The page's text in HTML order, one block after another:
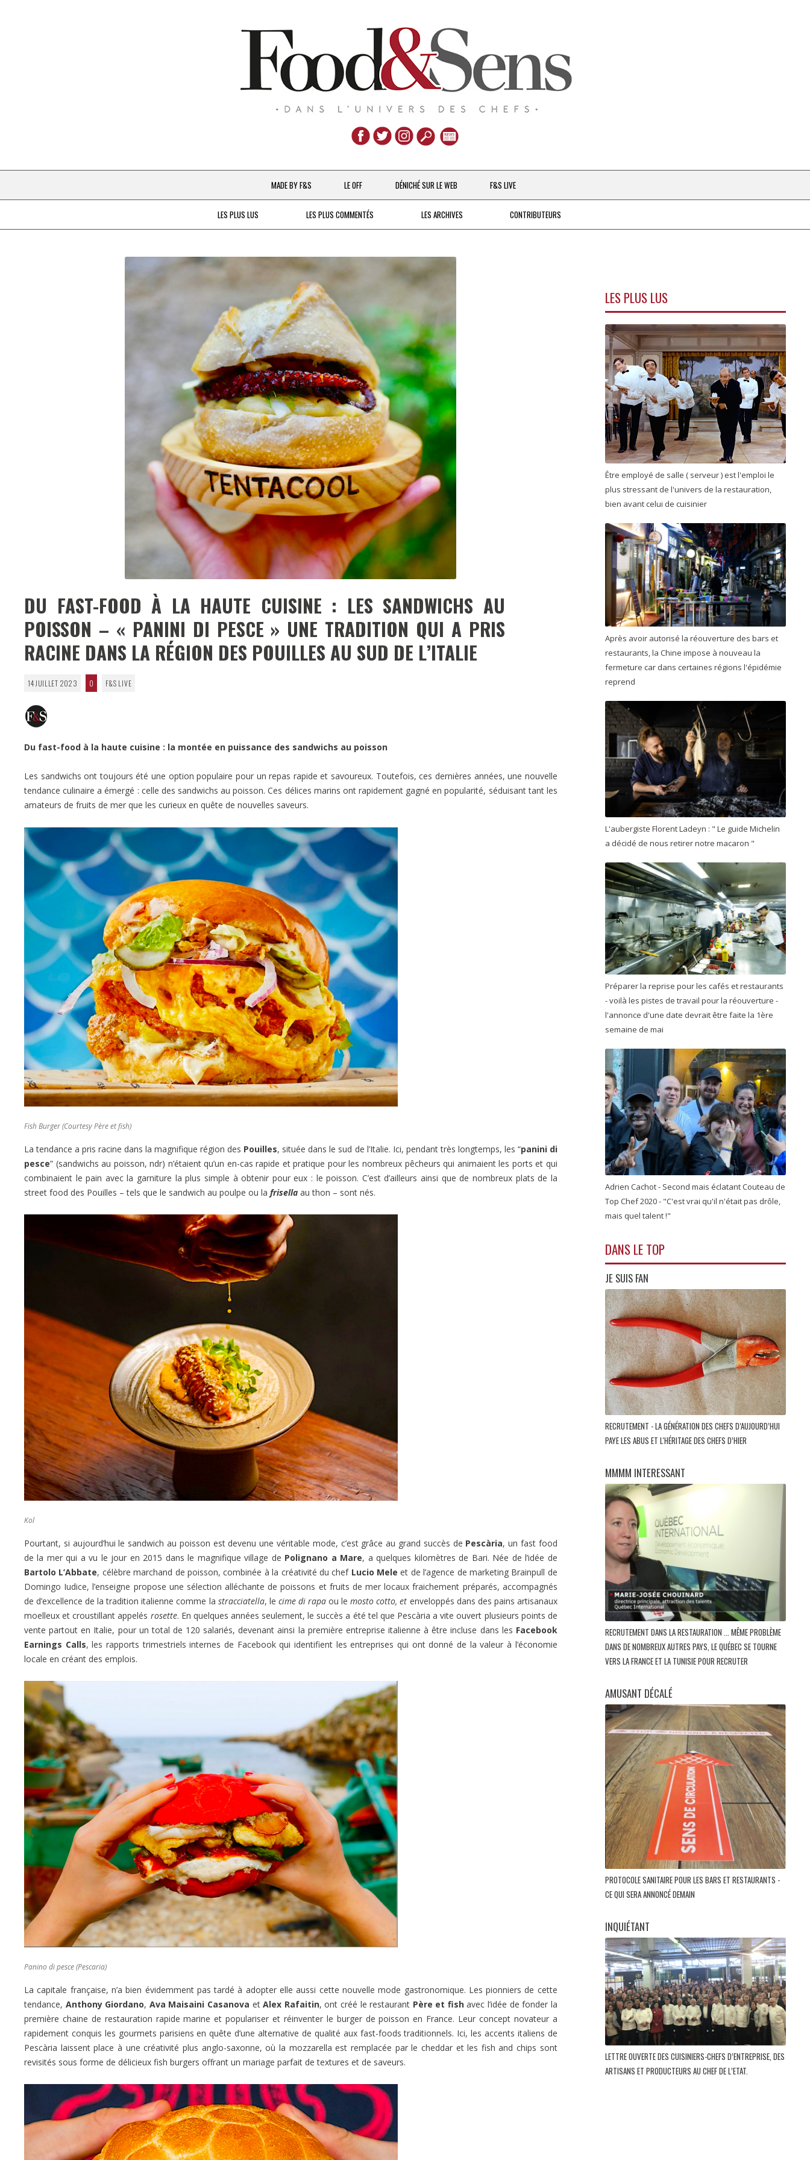
Aller
au
contenu
MADE BY F&S
CHEFS & ACTUALITÉS
À LA PETITE CUILLÈRE
DESTIN DE FEMME
V…DE VOYAGE
LE OFF DÉNICHÉ SUR LE WEB F&S LIVE
LES PLUS LUS LES PLUS COMMENTÉS LES ARCHIVES CONTRIBUTEURS
DU FAST-FOOD À LA HAUTE CUISINE : LES SANDWICHS AU
POISSON – « PANINI DI PESCE » UNE TRADITION QUI A PRIS
RACINE DANS LA RÉGION DES POUILLES AU SUD DE L’ITALIE
14 JUILLET 2023 0 F&S LIVE
Du fast-food à la haute cuisine : la montée en puissance des sandwichs au poisson
Les sandwichs ont toujours été une option populaire pour un repas rapide et savoureux. Toutefois, ces dernières années, une nouvelle
tendance culinaire a émergé : celle des sandwichs au poisson. Ces délices marins ont rapidement gagné en popularité, séduisant tant les
amateurs de fruits de mer que les curieux en quête de nouvelles saveurs.
Fish Burger (Courtesy Père et fish)
La tendance a pris racine dans la magnifique région des Pouilles, située dans le sud de l’Italie. Ici, pendant très longtemps, les “panini di
pesce” (sandwichs au poisson, ndr) n’étaient qu’un en-cas rapide et pratique pour les nombreux pêcheurs qui animaient les ports et qui
combinaient le pain avec la garniture la plus simple à obtenir pour eux : le poisson. C’est d’ailleurs ainsi que de nombreux plats de la
street food des Pouilles – tels que le sandwich au poulpe ou la frisella au thon – sont nés.
Kol
Pourtant, si aujourd’hui le sandwich au poisson est devenu une véritable mode, c’est grâce au grand succès de Pescària, un fast food
de la mer qui a vu le jour en 2015 dans le magnifique village de Polignano a Mare, a quelques kilomètres de Bari. Née de l’idée de
Bartolo L’Abbate, célèbre marchand de poisson, combinée à la créativité du chef Lucio Meleet de l’agence de marketing Brainpull de
Domingo Iudice, l’enseigne propose une sélection alléchante de poissons et fruits de mer locaux fraichement préparés, accompagnés
de d’excellence de la tradition italienne comme la stracciatella, le cime di rapa ou le mosto cotto, et enveloppés dans des pains artisanaux
moelleux et croustillant appelés rosette. En quelques années seulement, le succès a été tel que Pescària a vite ouvert plusieurs points de
vente partout en Italie, pour un total de 120 salariés, devenant ainsi la première entreprise italienne à être incluse dans les Facebook
Earnings Calls, les rapports trimestriels internes de Facebook qui identifient les entreprises qui ont donné de la valeur à l’économie
locale en créant des emplois.
Panino di pesce (Pescaria)
La capitale française, n’a bien évidemment pas tardé à adopter elle aussi cette nouvelle mode gastronomique. Les pionniers de cette
tendance, Anthony Giordano, Ava Maisaini Casanova etAlex Rafaitin, ont créé le restaurant Père et fishavec l’idée de fonder la
première chaine de restauration rapide marine et populariser et réinventer le burger de poisson en France. Leur concept novateur a
rapidement conquis les gourmets parisiens en quête d’une alternative de qualité aux fast-foods traditionnels. Ici, les accents italiens de
Pescària laissent place à une créativité plus anglo-saxonne, où la mozzarella est remplacée par le cheddar et les fish and chips sont
revisités sous forme de délicieux fish burgers offrant un mariage parfait de textures et de saveurs.
LES PLUS LUS
Être employé de salle ( serveur ) est l'emploi le
plus stressant de l'univers de la restauration,
bien avant celui de cuisinier
Après avoir autorisé la réouverture des bars et
restaurants, la Chine impose à nouveau la
fermeture car dans certaines régions l'épidémie
reprend
L'aubergiste Florent Ladeyn : " Le guide Michelin
a décidé de nous retirer notre macaron "
Préparer la reprise pour les cafés et restaurants
- voilà les pistes de travail pour la réouverture -
l'annonce d'une date devrait être faite la 1ère
semaine de mai
Adrien Cachot - Second mais éclatant Couteau de
Top Chef 2020 - "C'est vrai qu'il n'était pas drôle,
mais quel talent !"
DANS LE TOP
JE SUIS FAN
RECRUTEMENT - LA GÉNÉRATION DES CHEFS D’AUJOURD’HUI
PAYE LES ABUS ET L'HÉRITAGE DES CHEFS D’HIER
MMMM INTERESSANT
RECRUTEMENT DANS LA RESTAURATION ... MÊME PROBLÈME
DANS DE NOMBREUX AUTRES PAYS, LE QUÉBEC SE TOURNE
VERS LA FRANCE ET LA TUNISIE POUR RECRUTER
AMUSANT DÉCALÉ
PROTOCOLE SANITAIRE POUR LES BARS ET RESTAURANTS -
CE QUI SERA ANNONCÉ DEMAIN
INQUIÉTANT
LETTRE OUVERTE DES CUISINIERS-CHEFS D’ENTREPRISE, DES
ARTISANS ET PRODUCTEURS AU CHEF DE L’ETAT.